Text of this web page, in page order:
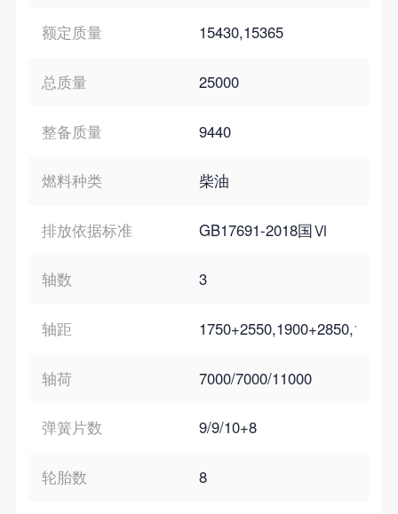
额定质量 15430,15365
总质量 25000
整备质量 9440
燃料种类 柴油
排放依据标准 GB17691-2018国Ⅵ
轴数 3
轴距
轴荷 7000/7000/11000
弹簧片数 9/9/10+8
轮胎数 8